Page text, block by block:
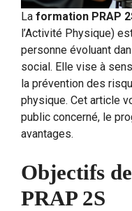
La formation PRAP
l’Activité Physique)
personne évoluant
social. Elle vise à
la prévention des
physique. Cet article
public concerné, le
avantages.
Objectifs
PRAP 2S